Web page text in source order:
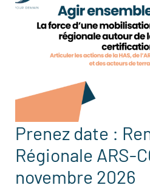
Prenez date :
Régionale ARS-
novembre 2026